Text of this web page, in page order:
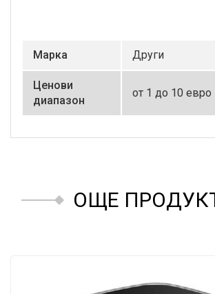
Маркa Други
Ценови
диапазон
от 1 до 10 евро
ОЩЕ